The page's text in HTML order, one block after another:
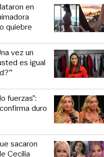
en
quiebre
vez un
es igual
fuerzas”:
duro
sacaron
Cecilia